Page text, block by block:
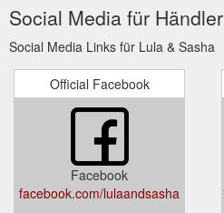
Social Media für Händler
Social Media Links für Lula & Sasha
Official Facebook
Facebook
facebook.com/lulaandsasha